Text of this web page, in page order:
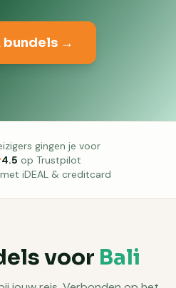
bundels →
gingen je voor
4.5 op Trustpilot
iDEAL & creditcard
voor Bali